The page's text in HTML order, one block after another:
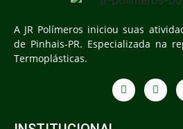
A JR Polímeros iniciou suas
de Pinhais-PR. Especializada na
Termoplásticas.